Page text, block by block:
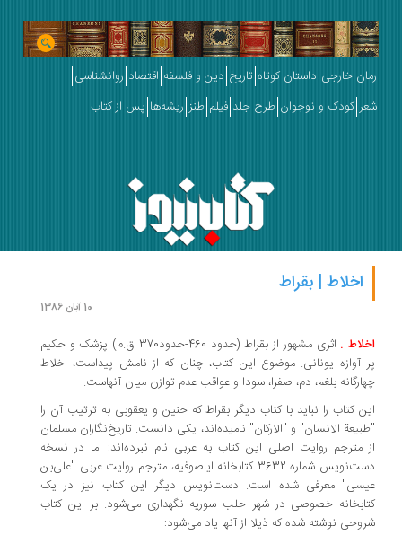
رمان خارجی داستان کوتاه تاریخ دین و فلسفه اقتصاد روانشناسی
شعر کودک و نوجوان طرح جلد فیلم طنز ریشه‌ها پس از کتاب
اخلاط | بقراط
10 آبان 1386
اخلاط .
اثری مشهور از بقراط (حدود 460-حدود370 ق.م) پزشک و حکیم
پر آوازه یونانی. موضوع این کتاب، چنان که از نامش پیداست، اخلاط
چهارگانه بلغم، دم، صفرا، سودا و عواقب عدم توازن میان آنهاست.
این کتاب را نباید با کتاب دیگر بقراط که حنین و یعقوبی به ترتیب آن را
"طبیعة الانسان" و "الارکان" نامیده‌اند، یکی دانست. تاریخ‌نگاران مسلمان
از مترجم روایت اصلی این کتاب به عربی نام نبرده‌اند: اما در نسخه
دست‌نویس شماره 3632 کتابخانه ایاصوفیه، مترجم روایت عربی "علی‌بن
عیسی" معرفی شده است. دست‌نویس دیگر این کتاب نیز در یک
کتابخانه خصوصی در شهر حلب سوریه نگهداری می‌شود. بر این کتاب
شروحی نوشته شده که ذیلا از آنها یاد می‌شود: